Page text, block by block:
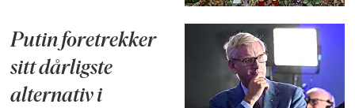
Putin foretrekker
sitt dårligste
alternativ i